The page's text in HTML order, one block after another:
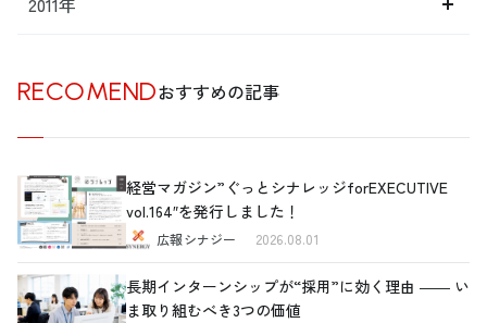
RECOMENDおすすめの記事
経営マガジン”ぐっとシナレッジforEXECUTIVE
vol.164″を発行しました！
広報シナジー 2026.08.01
長期インターンシップが“採用”に効く理由 ―― い
ま取り組むべき3つの価値